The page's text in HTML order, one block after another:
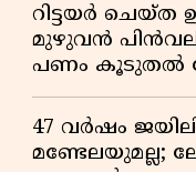
റിട്ടയർ
മുഴുവൻ
പണം കൂടുതൽ
ഒയുടെ നിയമം
47 വർഷം
മണ്ടേലയുമല്ല;